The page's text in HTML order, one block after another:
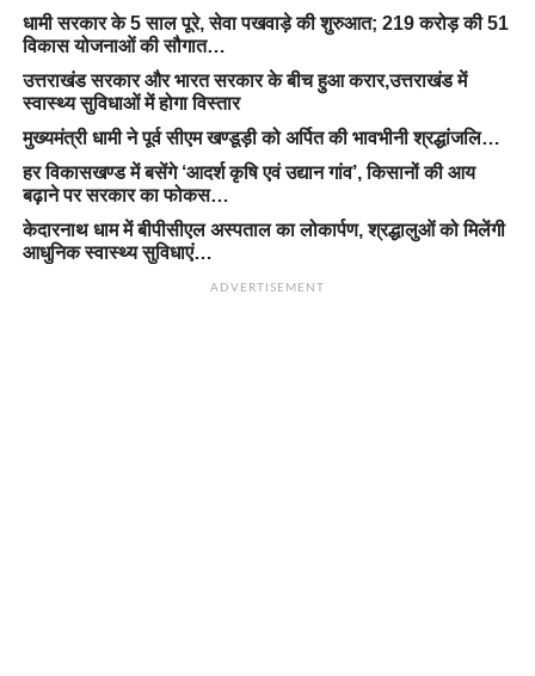
धामी सरकार के 5 साल पूरे, सेवा पखवाड़े की शुरुआत; 219 करोड़ की 51
विकास योजनाओं की सौगात…
उत्तराखंड सरकार और भारत सरकार के बीच हुआ करार,उत्तराखंड में
स्वास्थ्य सुविधाओं में होगा विस्तार
मुख्यमंत्री धामी ने पूर्व सीएम खण्डूड़ी को अर्पित की भावभीनी श्रद्धांजलि…
हर विकासखण्ड में बसेंगे ‘आदर्श कृषि एवं उद्यान गांव’, किसानों की आय
बढ़ाने पर सरकार का फोकस…
केदारनाथ धाम में बीपीसीएल अस्पताल का लोकार्पण, श्रद्धालुओं को मिलेंगी
आधुनिक स्वास्थ्य सुविधाएं…
ADVERTISEMENT